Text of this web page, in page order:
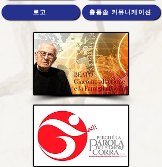
로고 총통솔 커뮤니케이션